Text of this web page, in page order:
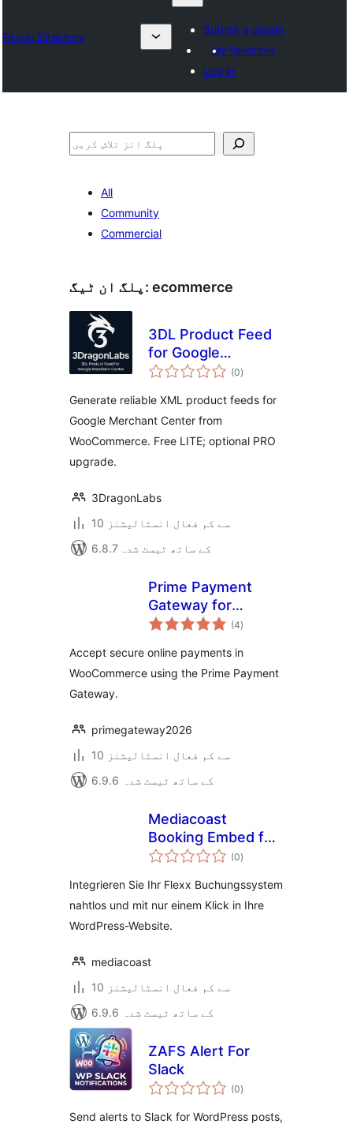
Plugin Directory
Submit a plugin
My favorites
Log in
تلاش
All
Community
Commercial
پلگ ان ٹیگ: ecommerce
3DL Product Feed
for Google
Merchant Center
(0مجموعی
درجہ
)
Generate reliable XML product feeds for
Google Merchant Center from
WooCommerce. Free LITE; optional PRO
upgrade.
3DragonLabs
10 سے کم فعال انسٹالیشنز
6.8.7 کے ساتھ ٹیسٹ شدہ
Prime Payment
Gateway for
Woocommerce
(4مجموعی
درجہ
)
Accept secure online payments in
WooCommerce using the Prime Payment
Gateway.
primegateway2026
10 سے کم فعال انسٹالیشنز
6.9.6 کے ساتھ ٹیسٹ شدہ
Mediacoast
Booking Embed für
Flexx
(0مجموعی
درجہ
)
Integrieren Sie Ihr Flexx Buchungssystem
nahtlos und mit nur einem Klick in Ihre
WordPress-Website.
mediacoast
10 سے کم فعال انسٹالیشنز
6.9.6 کے ساتھ ٹیسٹ شدہ
ZAFS Alert For
Slack
(0مجموعی
درجہ
)
Send alerts to Slack for WordPress posts,